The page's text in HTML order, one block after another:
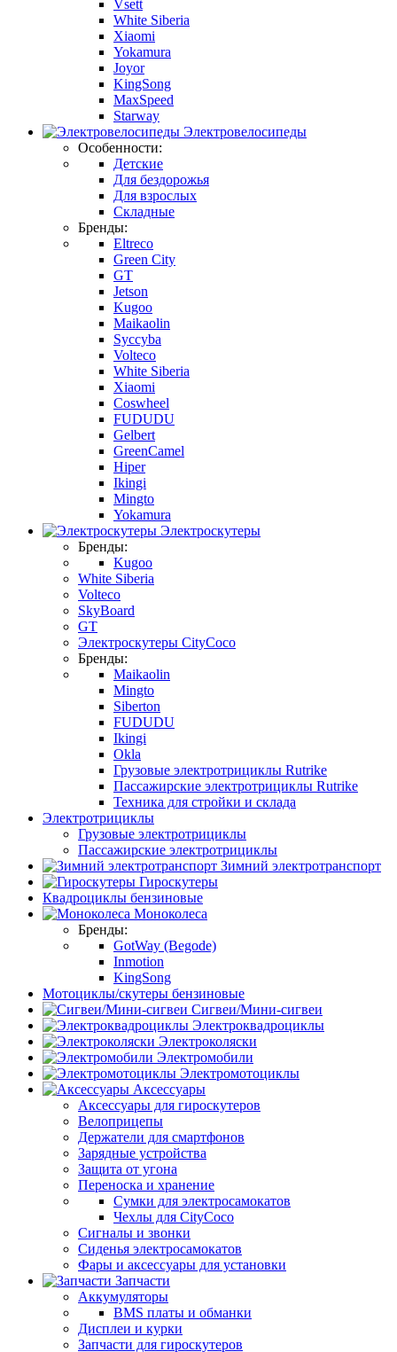
Vsett
White Siberia
Xiaomi
Yokamura
Joyor
KingSong
MaxSpeed
Starway
Электровелосипеды
Особенности:
Детские
Для бездорожья
Для взрослых
Складные
Бренды:
Eltreco
Green City
GT
Jetson
Kugoo
Maikaolin
Syccyba
Volteco
White Siberia
Xiaomi
Coswheel
FUDUDU
Gelbert
GreenCamel
Hiper
Ikingi
Mingto
Yokamura
Электроскутеры
Бренды:
Kugoo
White Siberia
Volteco
SkyBoard
GT
Электроскутеры CityCoco
Бренды:
Maikaolin
Mingto
Siberton
FUDUDU
Ikingi
Okla
Грузовые электротрициклы Rutrike
Пассажирские электротрициклы Rutrike
Техника для стройки и склада
Электротрициклы
Грузовые электротрициклы
Пассажирские электротрициклы
Зимний электротранспорт
Гироскутеры
Квадроциклы бензиновые
Моноколеса
Бренды:
GotWay (Begode)
Inmotion
KingSong
Мотоциклы/скутеры бензиновые
Сигвеи/Мини-сигвеи
Электроквадроциклы
Электроколяски
Электромобили
Электромотоциклы
Аксессуары
Аксессуары для гироскутеров
Велоприцепы
Держатели для смартфонов
Зарядные устройства
Защита от угона
Переноска и хранение
Сумки для электросамокатов
Чехлы для CityCoco
Сигналы и звонки
Сиденья электросамокатов
Фары и аксессуары для установки
Запчасти
Аккумуляторы
BMS платы и обманки
Дисплеи и курки
Запчасти для гироскутеров